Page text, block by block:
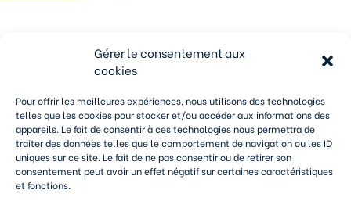
Gérer le consentement aux
cookies
Pour offrir les meilleures expériences, nous utilisons des technologies
telles que les cookies pour stocker et/ou accéder aux informations des
appareils. Le fait de consentir à ces technologies nous permettra de
traiter des données telles que le comportement de navigation ou les ID
uniques sur ce site. Le fait de ne pas consentir ou de retirer son
consentement peut avoir un effet négatif sur certaines caractéristiques
et fonctions.
Pour obtenir un devis transport routier
international rapide, rendez-vous directement sur
quelques clics, renseignez votre origine, votre
destination et votre volume. Pour vos besoins sur-
mesure ou à l’international, nos équipes étudient
immédiatement votre demande pour vous
transmettre notre meilleure offre personnalisée
dans les plus brefs délais.